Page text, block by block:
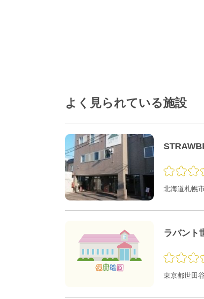
よく見られている施設
北海道札幌
ラバント
東京都世田